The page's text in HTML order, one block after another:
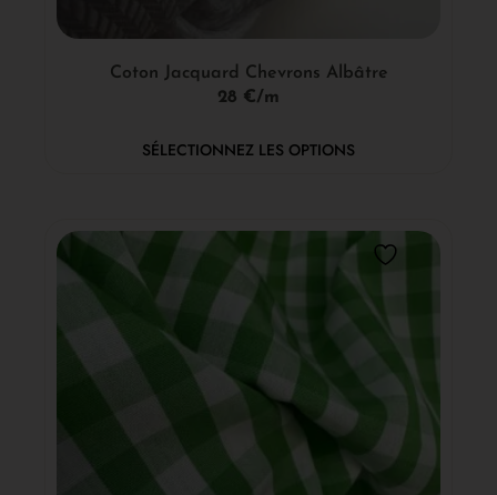
Coton Jacquard Chevrons Albâtre
28 €/m
SÉLECTIONNEZ LES OPTIONS